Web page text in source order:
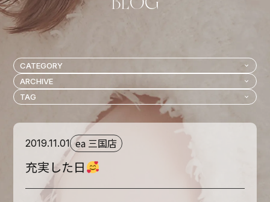
2019.11.01 ea 三国店
充実した日